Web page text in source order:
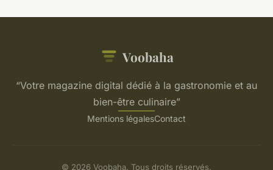
Voobaha
“Votre magazine digital dédié à la gastronomie et au
bien-être culinaire”
Mentions légalesContact
© 2026 Voobaha. Tous droits réservés.